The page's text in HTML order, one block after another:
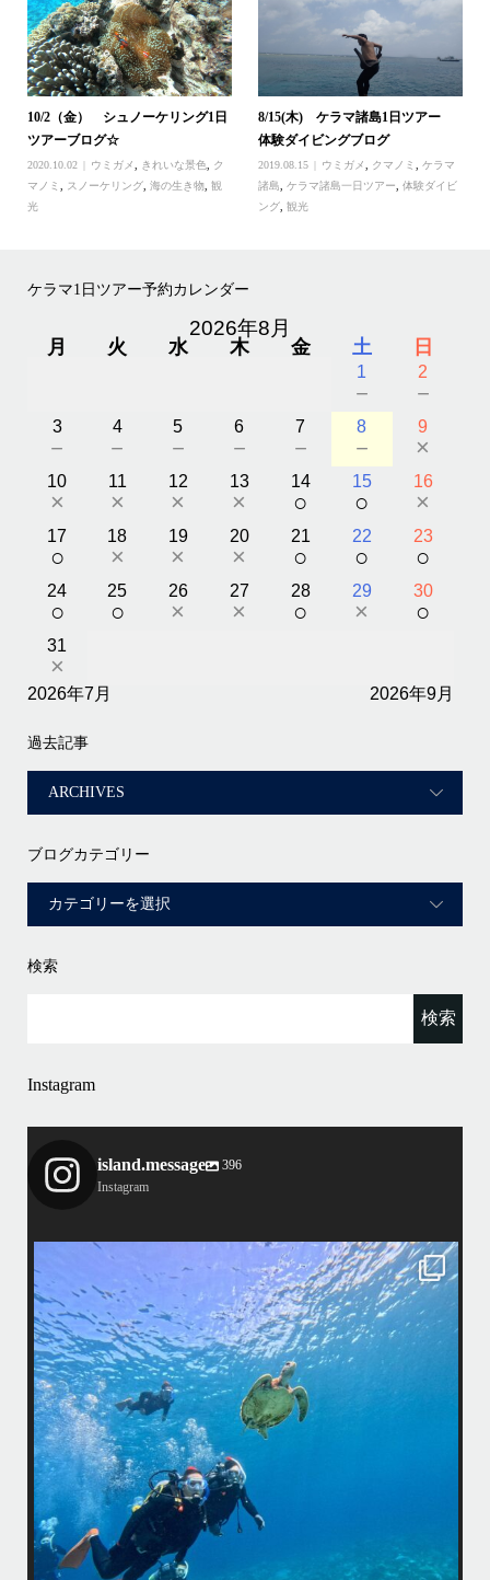
10/2（金） シュノーケリング1日
ツアーブログ☆
2020.10.02 ウミガメ きれいな景色
ク
マノミ
スノーケリング, 海の生き物, 観
光
8/15(木) ケラマ諸島1日ツアー
体験ダイビングブログ
2019.08.15 ウミガメ クマノミ ,ケラマ
諸島
,ケラマ諸島一日ツアー ,体験ダイビ
ング ,観光
ケラマ1日ツアー予約カレンダー
2026年8月
月 火 水 木 金 土 日
1
－
2
－
3
－
4
－
5
－
6
－
7
－
8
－
9
×
10
×
11
×
12
×
13
×
14
○
15
○
16
×
17
○
18
×
19
×
20
×
21
○
22
○
23
○
24
○
25
○
26
×
27
×
28
○
29
×
30
○
31
×
2026年7月 2026年9月
過去記事
ブログカテゴリー
検索
Instagram
island.message
396
Instagram
island.message
渋谷さん(船長)20年来のリピーター様&
そのお仲間の皆様とケラマへ行って来ました！
・
天気最高ー！
ウミガメ日和で初ダイビングの方もばっちり見れました
・
あっという間の一日でした！
また一緒に潜りましょう
ありがとうございました
＊＊＊
アイランドメッセージは北谷町の浜川漁港を拠点に、中部発着の国立公
園指定の慶良間諸島(#ケラマ)の日帰り#ダイビング・#スノーケリング
ツアーを開催しているマリンショップです
女性インストラスターも常勤です
10月 17